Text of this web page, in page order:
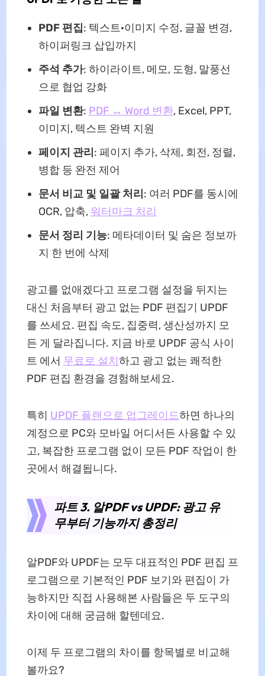
PDF 편집: 텍스트·이미지 수정, 글꼴 변경,
하이퍼링크 삽입까지
주석 추가: 하이라이트, 메모, 도형, 말풍선
으로 협업 강화
파일 변환: PDF ↔ Word 변환, Excel, PPT,
이미지, 텍스트 완벽 지원
페이지 관리 : 페이지 추가, 삭제, 회전, 정렬,
병합 등 완전 제어
문서 비교 및 일괄 처리 : 여러 PDF를 동시에
OCR, 압축, 워터마크 처리
문서 정리 기능: 메타데이터 및 숨은 정보까
지 한 번에 삭제
광고를 없애겠다고 프로그램 설정을 뒤지는
대신 처음부터 광고 없는 PDF 편집기 UPDF
를 쓰세요. 편집 속도, 집중력, 생산성까지 모
든 게 달라집니다. 지금 바로 UPDF 공식 사이
트 에서 무료로 설치하고 광고 없는 쾌적한
PDF 편집 환경을 경험해보세요.
특히 UPDF 플랜으로 업그레이드하면 하나의
계정으로 PC와 모바일 어디서든 사용할 수 있
고, 복잡한 프로그램 없이 모든 PDF 작업이 한
곳에서 해결됩니다.
파트 3. 알PDF vs UPDF: 광고 유
무부터 기능까지 총정리
알PDF와 UPDF는 모두 대표적인 PDF 편집 프
로그램으로 기본적인 PDF 보기와 편집이 가
능하지만 직접 사용해본 사람들은 두 도구의
차이에 대해 궁금해 할텐데요.
이제 두 프로그램의 차이를 항목별로 비교해
볼까요?